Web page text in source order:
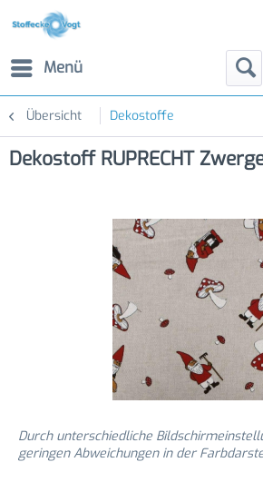
Menü
Übersicht Dekostoffe
Dekostoff RUPRECHT
Durch unterschiedliche
geringen Abweichungen in der